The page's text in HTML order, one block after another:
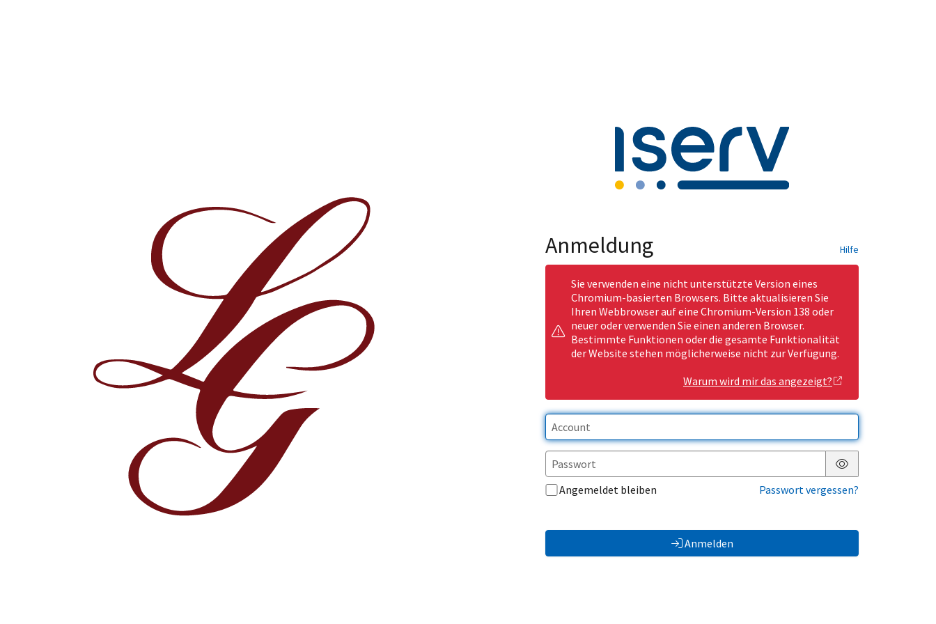
Anmeldung Hilfe
Sie verwenden eine nicht unterstützte Version eines
Chromium-basierten Browsers. Bitte aktualisieren Sie
Ihren Webbrowser auf eine Chromium-Version 138 oder
neuer oder verwenden Sie einen anderen Browser.
Bestimmte Funktionen oder die gesamte Funktionalität
der Website stehen möglicherweise nicht zur Verfügung.
Warum wird mir das angezeigt?
Passwort anzeigen
Angemeldet bleiben
Passwort vergessen?
Anmelden